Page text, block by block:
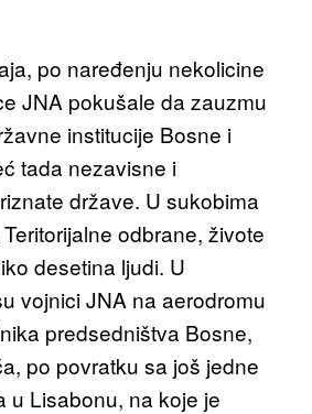
po naređenju nekolicine
JNA pokušale da zauzmu
institucije Bosne i
tada nezavisne i
države. U sukobima
odbrane, živote
desetina ljudi. U
vojnici JNA na aerodromu
predsedništva Bosne,
po povratku sa još jedne
u Lisabonu, na koje je